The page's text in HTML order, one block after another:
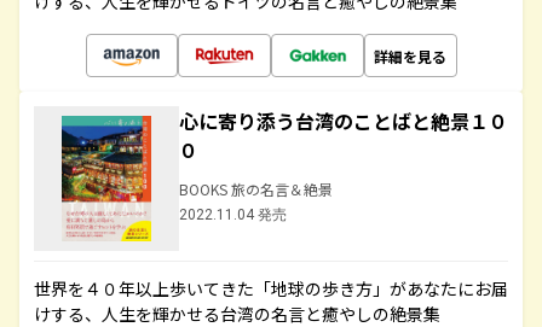
詳細を見る
心に寄り添う台湾のことばと絶景１０
０
BOOKS 旅の名言＆絶景
2022.11.04 発売
世界を４０年以上歩いてきた「地球の歩き方」があなたにお届
けする、人生を輝かせる台湾の名言と癒やしの絶景集